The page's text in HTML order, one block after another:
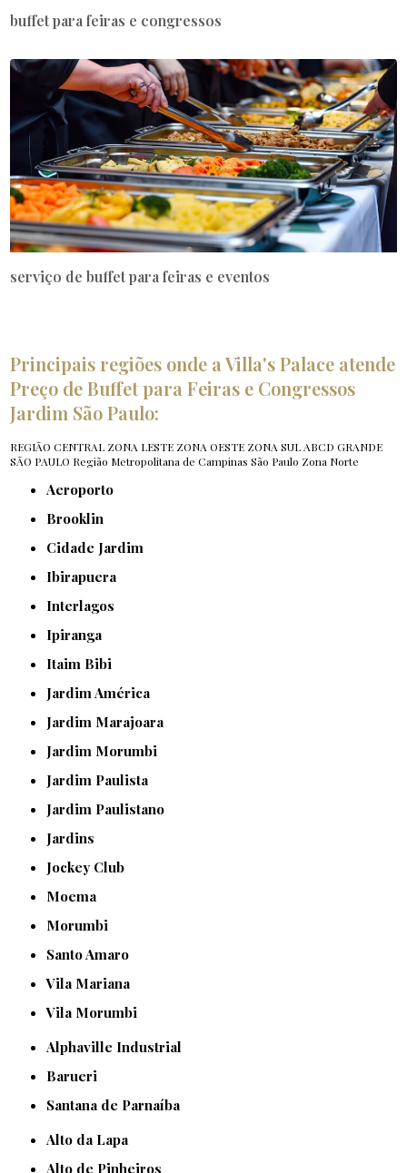
buffet para feiras e congressos
serviço de buffet para feiras e eventos
Principais regiões onde a Villa's Palace atende
Preço de Buffet para Feiras e Congressos
Jardim São Paulo:
REGIÃO CENTRAL ZONA LESTE ZONA OESTE ZONA SUL ABCD GRANDE
SÃO PAULO Região Metropolitana de Campinas São Paulo Zona Norte
Aeroporto
Brooklin
Cidade Jardim
Ibirapuera
Interlagos
Ipiranga
Itaim Bibi
Jardim América
Jardim Marajoara
Jardim Morumbi
Jardim Paulista
Jardim Paulistano
Jardins
Jockey Club
Moema
Morumbi
Santo Amaro
Vila Mariana
Vila Morumbi
Alphaville Industrial
Barueri
Santana de Parnaíba
Alto da Lapa
Alto de Pinheiros